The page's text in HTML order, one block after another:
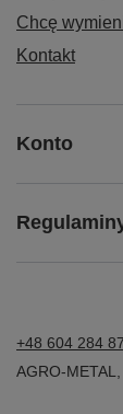
Chcę
Kontakt
Konto
+48 604 284
AGRO-METAL